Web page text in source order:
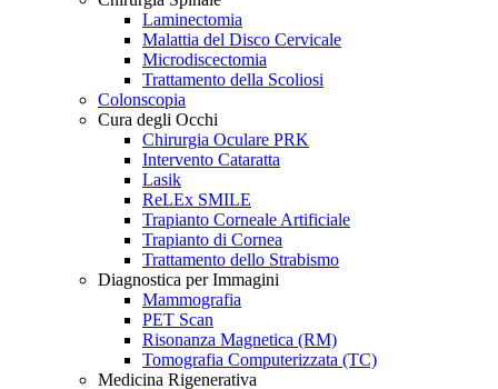
Laminectomia
Malattia del Disco Cervicale
Microdiscectomia
Trattamento della Scoliosi
Colonscopia
Cura degli Occhi
Chirurgia Oculare PRK
Intervento Cataratta
Lasik
ReLEx SMILE
Trapianto Corneale Artificiale
Trapianto di Cornea
Trattamento dello Strabismo
Diagnostica per Immagini
Mammografia
PET Scan
Risonanza Magnetica (RM)
Tomografia Computerizzata (TC)
Medicina Rigenerativa